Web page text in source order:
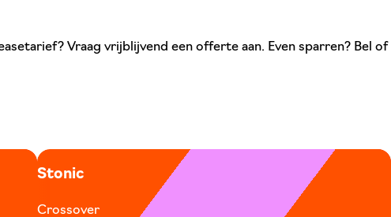
Vraag vrijblijvend een offerte aan. Even sparren? Bel of
Stonic
Crossover